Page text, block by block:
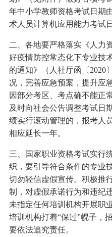
年中小学教师资格考试日期
术人员计算机应用能力考试
二、各地要严格落实《人力
好疫情防控常态化下专业技
的通知》（人社厅函〔2020
况，完善应急预案，提升应
因部分考区、考点确不能正
及时向社会公告调整考试日
绩实行滚动管理的，报考人
相应延长一年。
三、国家职业资格考试实行
织，要引导符合条件的专业
切勿轻信虚假宣传。积极推
制，对虚假承诺行为和违纪
未指定任何培训机构开展职
培训机构打着“保过”幌子，
要依法追究责任。